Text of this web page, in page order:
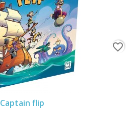
Captain flip
favorite_border